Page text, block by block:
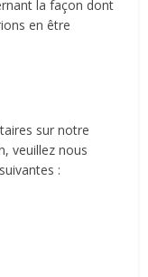
la façon dont
en être
sur notre
veuillez nous
: